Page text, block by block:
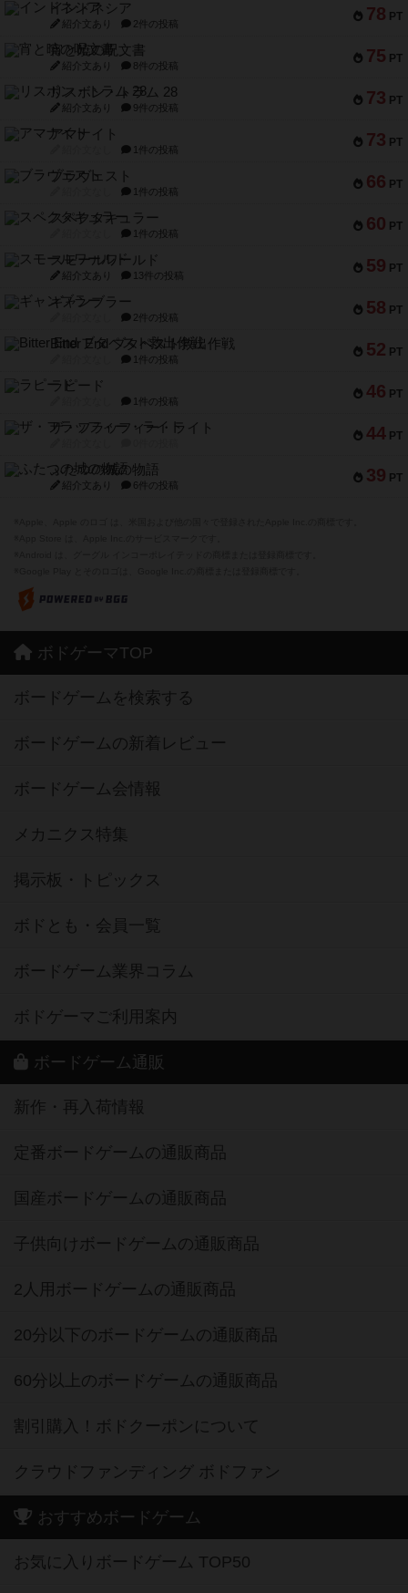
78 PT
インドネシア
紹介文あり 2件の投稿
75 PT
宵と暁の呪文書
紹介文あり 8件の投稿
73 PT
リスボン・トラム 28
紹介文あり 9件の投稿
73 PT
アマナイト
1件の投稿
66 PT
ブラヴェスト
1件の投稿
60 PT
スペクタキュラー
1件の投稿
59 PT
スモールワールド
紹介文あり 13件の投稿
58 PT
ギャンブラー
2件の投稿
52 PT
Bitter End ブタペスト救出作戦
1件の投稿
46 PT
ラピード
1件の投稿
44 PT
ザ・フラッフィー・ライト
39 PT
ふたつの城の物語
紹介文あり 6件の投稿
ボドゲーマTOP
ボードゲームを検索する
ボードゲームの新着レビュー
ボードゲーム会情報
メカニクス特集
掲示板・トピックス
ボドとも・会員一覧
ボードゲーム業界コラム
ボドゲーマご利用案内
ボードゲーム通販
新作・再入荷情報
定番ボードゲームの通販商品
国産ボードゲームの通販商品
子供向けボードゲームの通販商品
2人用ボードゲームの通販商品
20分以下のボードゲームの通販商品
60分以上のボードゲームの通販商品
割引購入！ボドクーポンについて
クラウドファンディング ボドファン
おすすめボードゲーム
お気に入りボードゲーム TOP50